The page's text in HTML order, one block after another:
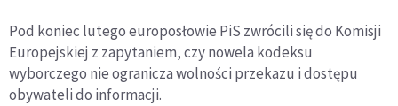
Pod koniec lutego europosłowie PiS zwrócili się do Komisji
Europejskiej z zapytaniem, czy nowela kodeksu
wyborczego nie ogranicza wolności przekazu i dostępu
obywateli do informacji.